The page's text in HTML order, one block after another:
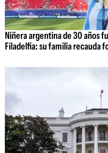
Niñera argentina de 30 años
Filadelfia: su familia recauda